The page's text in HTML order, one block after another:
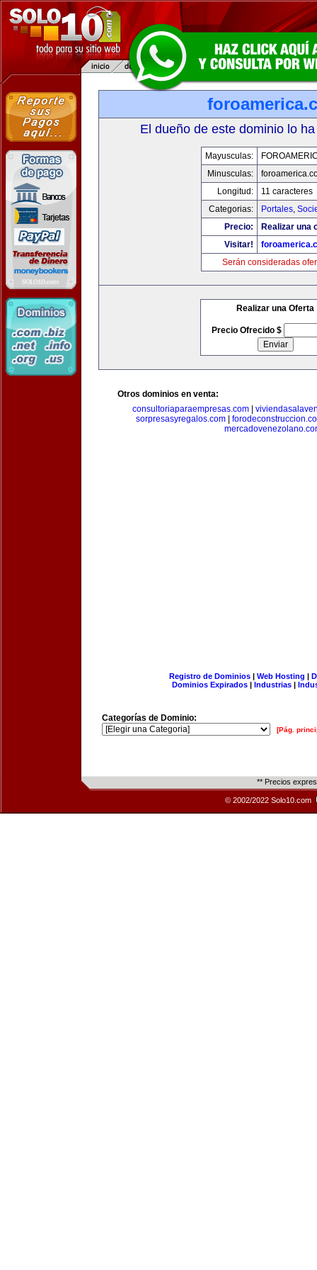
El dueño de este dominio lo
Mayusculas:
Minusculas:
Longitud:
11 caracteres
Categorias:
Portales,
Precio:
Realizar una
Visitar!
Serán consideradas
Realizar una Oferta
Precio Ofrecido $
Otros dominios en venta:
consultoriaparaempresas.com|
sorpresasyregalos.com|
Registro de Dominios| Web Hosting |
Dominios Expirados | Industrias |
Categorías de Dominio:
[Pág.
** Precios
© 2002/2022 Solo10.com